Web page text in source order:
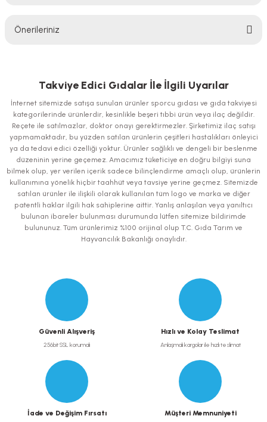
Önerileriniz
iletebilirsiniz.
Görüş ve önerileriniz için teşekkür ederiz.
Ürün resmi kalitesiz, bozuk veya görüntülenemiyor.
Ürün açıklamasında eksik bilgiler bulunuyor.
Ürün bilgilerinde hatalar bulunuyor.
Ürün fiyatı diğer sitelerden daha pahalı.
Bu ürüne benzer farklı alternatifler olmalı.
Takviye Edici Gıdalar İle İlgili Uyarılar
İnternet sitemizde satışa sunulan ürünler sporcu gıdası ve gıda takviyesi
kategorilerinde ürünlerdir, kesinlikle beşeri tıbbi ürün veya ilaç değildir.
Reçete ile satılmazlar, doktor onayı gerektirmezler. Şirketimiz ilaç satışı
yapmamaktadır, bu yüzden satılan ürünlerin çeşitleri hastalıkları önleyici
ya da tedavi edici özelliği yoktur. Ürünler sağlıklı ve dengeli bir beslenme
düzeninin yerine geçemez. Amacımız tüketiciye en doğru bilgiyi suna
bilmek olup, yer verilen içerik sadece bilinçlendirme amaçlı olup, ürünlerin
kullanımına yönelik hiçbir taahhüt veya tavsiye yerine geçmez. Sitemizde
satılan ürünler ile ilişkili olarak kullanılan tüm logo ve marka ve diğer
patentli haklar ilgili hak sahiplerine aittir. Yanlış anlaşılan veya yanıltıcı
bulunan ibareler bulunması durumunda lütfen sitemize bildirimde
bulununuz. Tüm ürünlerimiz %100 orijinal olup T.C. Gıda Tarım ve
Hayvancılık Bakanlığı onaylıdır.
Güvenli Alışveriş
256bit SSL korumalı
Hızlı ve Kolay Teslimat
Anlaşmalı kargolar ile hızlı teslimat
İade ve Değişim Fırsatı Müşteri Memnuniyeti